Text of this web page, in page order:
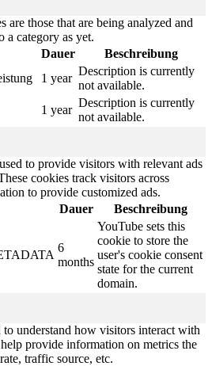
are those that are being analyzed and
a category as yet.
Dauer
Beschreibung
1 year
Description is currently
not available.
1 year
Description is currently
not available.
to provide visitors with relevant ads
cookies track visitors across
to provide customized ads.
Dauer Beschreibung
6
months
YouTube sets this
cookie to store the
user's cookie consent
state for the current
domain.
understand how visitors interact with
provide information on metrics the
traffic source, etc.